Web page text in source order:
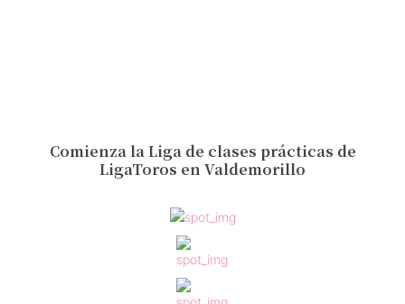
Comienza la Liga de clases prácticas de
LigaToros en Valdemorillo